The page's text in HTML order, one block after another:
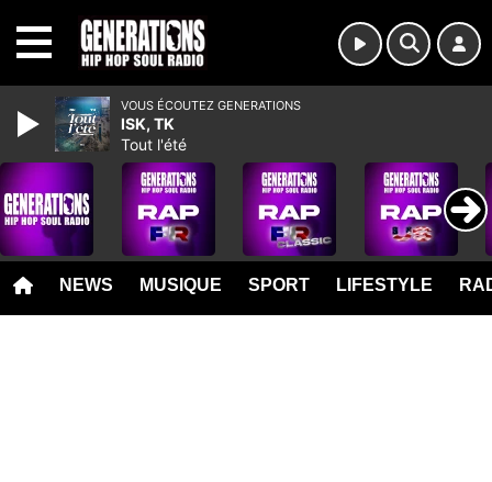
NEWS MUSIQUE SPORT LIFESTYLE
VOUS ÉCOUTEZ GENERATIONS
ISK, TK
Tout l'été